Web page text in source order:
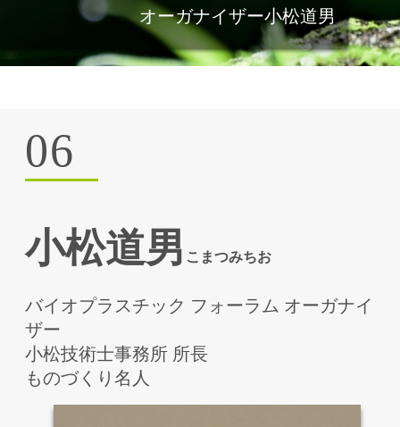
オーガナイザー⼩松道男
06
⼩松道男 こまつみちお
バイオプラスチック フォーラム オーガナイ
ザー
⼩松技術⼠事務所 所⻑
ものづくり名⼈